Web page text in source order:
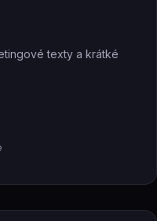
texty a krátké